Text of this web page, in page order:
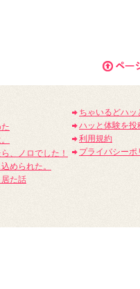
、ノロでした！
められた。
た話
ちゃいるどハッ
ハッと体験を投
利用規約
プライバシーポ